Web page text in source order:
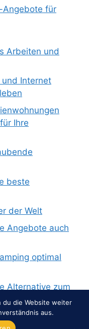
Angebote für
Arbeiten und
Internet
Ihre
beste
der Welt
Angebote auch
optimal
Alternative zum
du die Website weiter
aus.